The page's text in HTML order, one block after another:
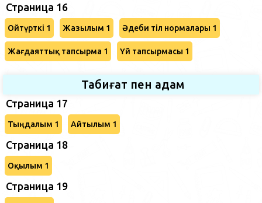
Страница 16
Ойтүрткі 1 Жазылым 1 Әдеби тіл нормалары 1
Жағдаяттық тапсырма 1 Үй тапсырмасы 1
Табиғат пен адам
Страница 17
Тыңдалым 1 Айтылым 1
Страница 18
Оқылым 1
Страница 19